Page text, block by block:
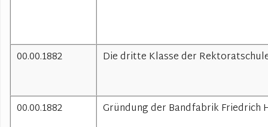
00.00.1882 Die dritte Klasse der
00.00.1882 Gründung der Bandfabrik Friedrich